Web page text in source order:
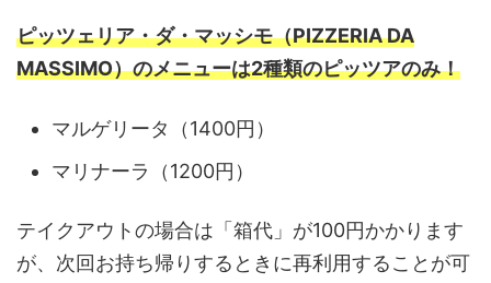
ピッツェリア・ダ・マッシモ（PIZZERIA DA
MASSIMO）のメニューは2種類のピッツアのみ！
マルゲリータ（1400円）
マリナーラ（1200円）
テイクアウトの場合は「箱代」が100円かかります
が、次回お持ち帰りするときに再利用することが可